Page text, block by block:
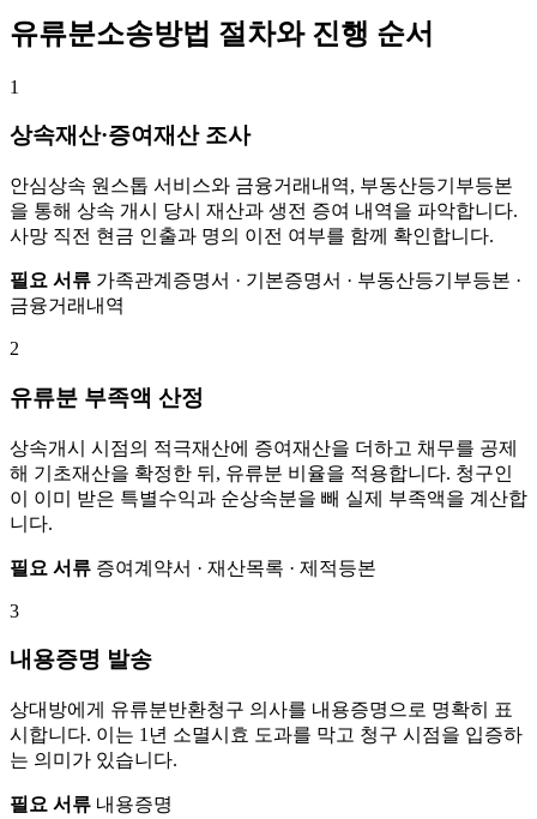
유류분소송방법 절차와 진행 순서
1
상속재산·증여재산 조사
안심상속 원스톱 서비스와 금융거래내역, 부동산등기부등본
을 통해 상속 개시 당시 재산과 생전 증여 내역을 파악합니다.
사망 직전 현금 인출과 명의 이전 여부를 함께 확인합니다.
필요 서류 가족관계증명서 · 기본증명서 · 부동산등기부등본 ·
금융거래내역
2
유류분 부족액 산정
상속개시 시점의 적극재산에 증여재산을 더하고 채무를 공제
해 기초재산을 확정한 뒤, 유류분 비율을 적용합니다. 청구인
이 이미 받은 특별수익과 순상속분을 빼 실제 부족액을 계산합
니다.
필요 서류 증여계약서 · 재산목록 · 제적등본
3
내용증명 발송
상대방에게 유류분반환청구 의사를 내용증명으로 명확히 표
시합니다. 이는 1년 소멸시효 도과를 막고 청구 시점을 입증하
는 의미가 있습니다.
필요 서류 내용증명